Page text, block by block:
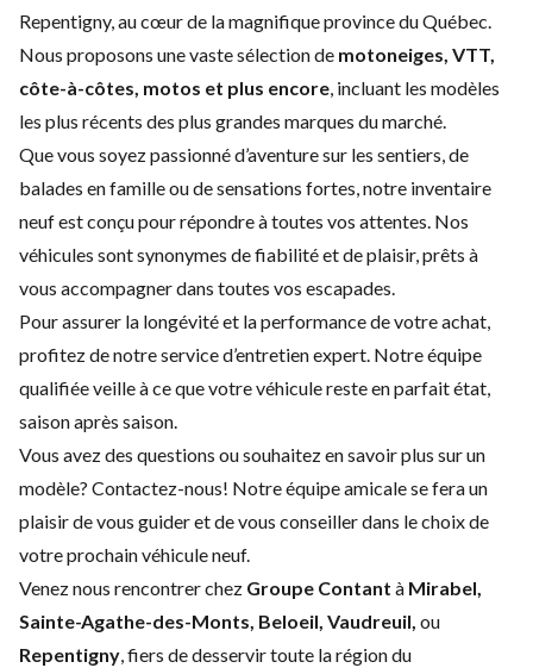
Repentigny, au cœur de la magnifique province du Québec.
Nous proposons une vaste sélection de motoneiges, VTT,
côte-à-côtes, motos et plus encore, incluant les modèles
les plus récents des plus grandes marques du marché.
Que vous soyez passionné d’aventure sur les sentiers, de
balades en famille ou de sensations fortes, notre inventaire
neuf est conçu pour répondre à toutes vos attentes. Nos
véhicules sont synonymes de fiabilité et de plaisir, prêts à
vous accompagner dans toutes vos escapades.
Pour assurer la longévité et la performance de votre achat,
profitez de notreservice d’entretien expert. Notre équipe
qualifiée veille à ce que votre véhicule reste en parfait état,
saison après saison.
Vous avez des questions ou souhaitez en savoir plus sur un
modèle? Contactez-nous! Notre équipe amicale se fera un
plaisir de vous guider et de vous conseiller dans le choix de
votre prochain véhicule neuf.
Venez nous rencontrer chez Groupe Contant à Mirabel,
Sainte-Agathe-des-Monts, Beloeil, Vaudreuil, ou
Repentigny, fiers de desservir toute la région du